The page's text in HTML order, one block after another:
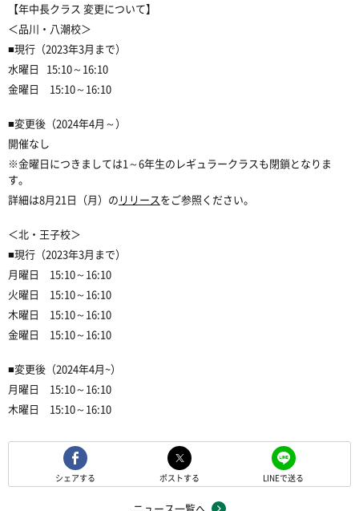
【年中長クラス 変更について】
＜品川・八潮校＞
■現行（2023年3月まで）
水曜日 15:10～ 16:10
金曜日 15:10～16:10
■変更後（2024年4月～）
開催なし
※金曜日につきましては1～6年生のレギュラークラスも閉鎖となりま
す。
詳細は8月21日（月）のリリースをご参照ください。
＜北・王子校＞
■現行（2023年3月まで）
月曜日 15:10～16:10
火曜日 15:10～16:10
木曜日 15:10～16:10
金曜日 15:10～16:10
■変更後（2024年4月~）
月曜日 15:10～16:10
木曜日 15:10～16:10
シェアする ポストする LINEで送る